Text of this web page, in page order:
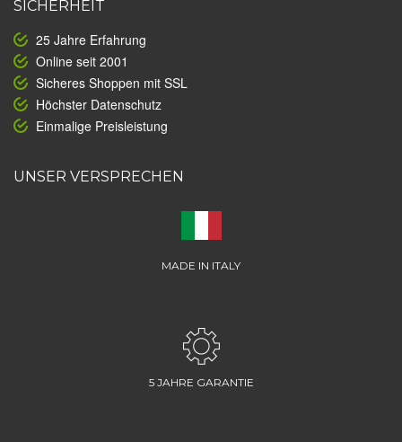
SICHERHEIT
25 Jahre Erfahrung
Online seit 2001
Sicheres Shoppen mit SSL
Höchster Datenschutz
Einmalige Preisleistung
UNSER VERSPRECHEN
MADE IN ITALY
5 JAHRE GARANTIE